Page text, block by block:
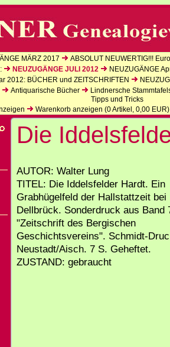
MÄRZ 2017
ABSOLUT NEUWERTIG!!!
NEUZUGÄNGE JULI 2012
NEUZUGÄNGE
2012: BÜCHER und ZEITSCHRIFTEN
Antiquarische Bücher
Lindnersche
Tipps und Tricks
Warenkorb anzeigen (0Artikel, 0,00 EUR)
Die
AUTOR: Walter Lung
TITEL: Die Iddelsfelder Hardt. Ein
Grabhügelfeld der Hallstattzeit bei
Dellbrück. Sonderdruck aus Band
"Zeitschrift des Bergischen
Geschichtsvereins". Schmidt-
Neustadt/Aisch. 7 S. Geheftet.
ZUSTAND: gebraucht